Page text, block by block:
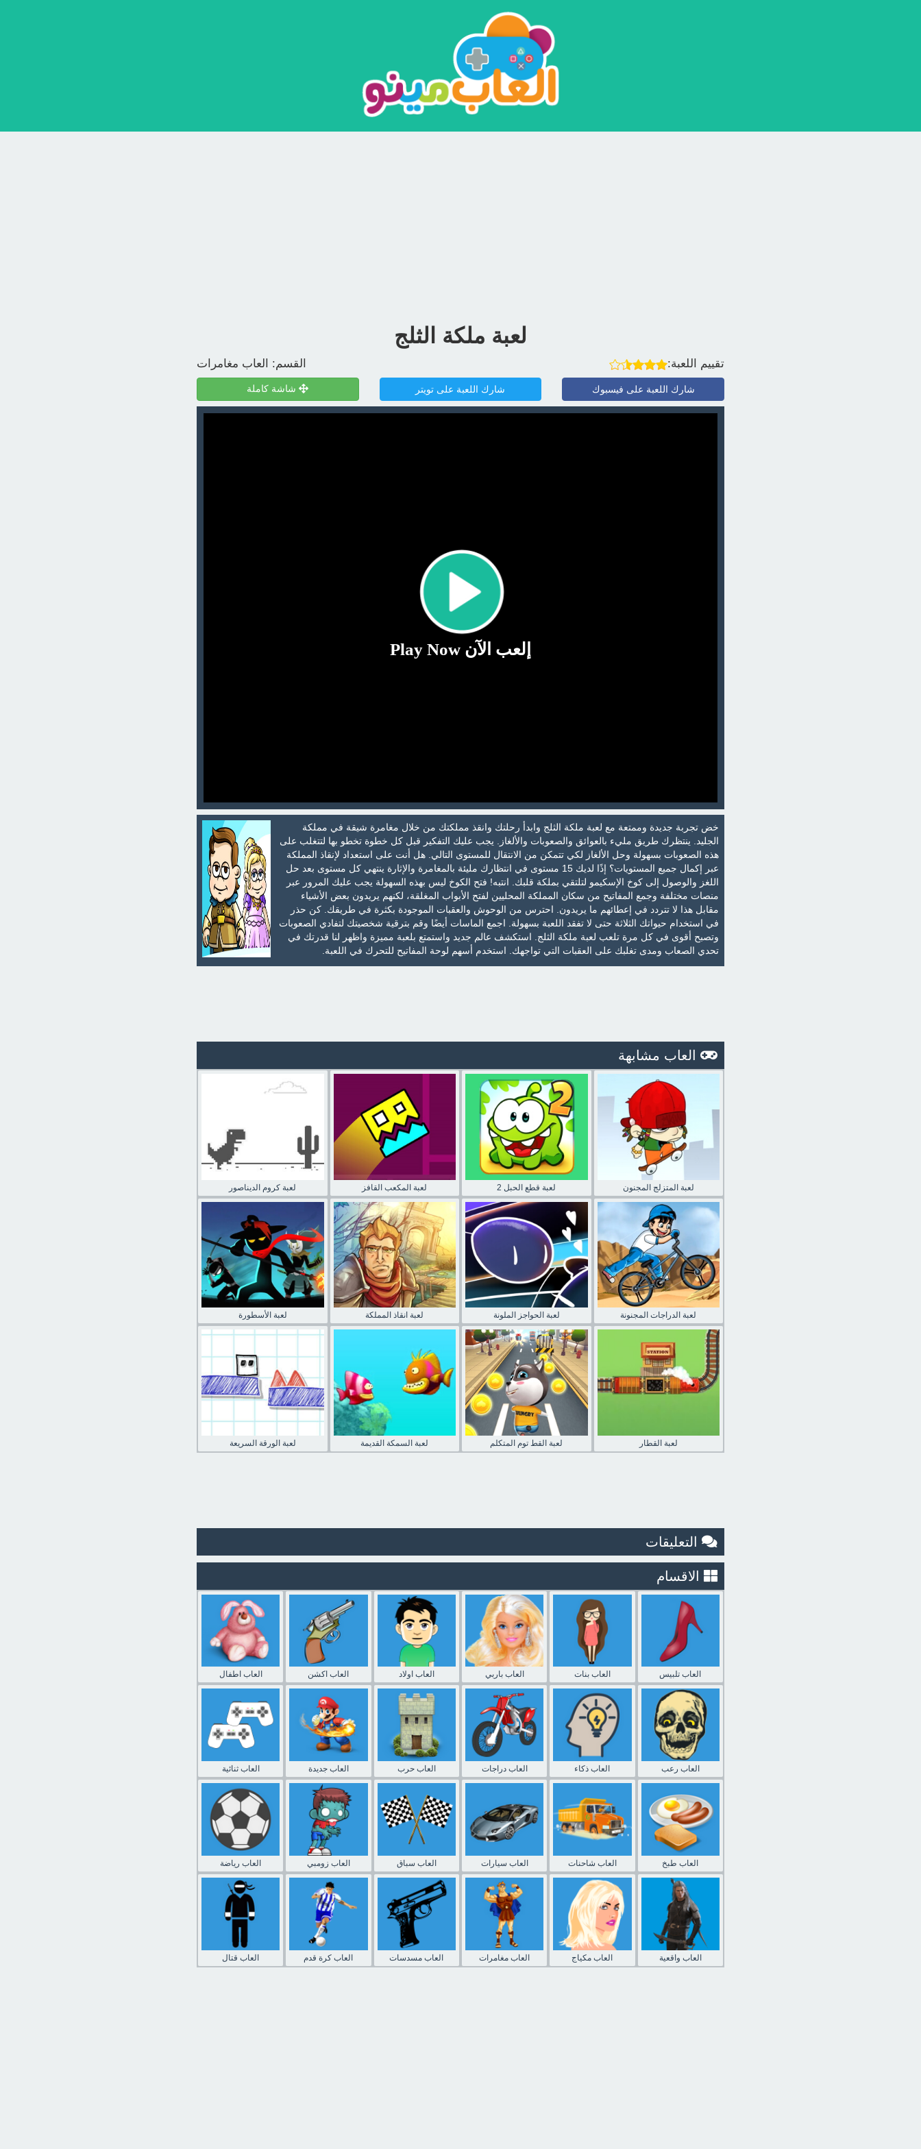
لعبة ملكة الثلج
القسم: العاب مغامرات تقييم اللعبة:
شاشة كاملة شارك اللعبة على تويتر شارك اللعبة على فيسبوك
إلعب الآن Play Now
خض تجربة جديدة وممتعة مع لعبة ملكة الثلج وابدأ رحلتك وانقذ مملكتك من خلال مغامرة شيقة في مملكة
الجليد. ينتظرك طريق مليء بالعوائق والصعوبات والألغاز. يجب عليك التفكير قبل كل خطوة تخطو بها لتتغلب على
هذه الصعوبات بسهولة وحل الألغاز لكي تتمكن من الانتقال للمستوى التالي. هل أنت على استعداد لإنقاذ المملكة
عبر إكمال جميع المستويات؟ إذًا لديك 15 مستوى في انتظارك مليئة بالمغامرة والإثارة ينتهي كل مستوى بعد حل
اللغز والوصول إلى كوخ الإسكيمو لتلتقي بملكة قلبك. انتبه! فتح الكوخ ليس بهذه السهولة يجب عليك المرور عبر
منصات مختلفة وجمع المفاتيح من سكان المملكة المحليين لفتح الأبواب المغلقة، لكنهم يريدون بعض الأشياء
مقابل هذا لا تتردد في إعطائهم ما يريدون. احترس من الوحوش والعقبات الموجودة بكثرة في طريقك. كن حذر
في استخدام حيواتك الثلاثة حتى لا تفقد اللعبة بسهولة. اجمع الماسات أيضًا وقم بترقية شخصيتك لتفادي الصعوبات
وتصبح أقوى في كل مرة تلعب لعبة ملكة الثلج. استكشف عالم جديد واستمتع بلعبة مميزة واظهر لنا قدرتك في
تحدي الصعاب ومدى تغلبك على العقبات التي تواجهك. استخدم أسهم لوحة المفاتيح للتحرك في اللعبة.
العاب مشابهة
لعبة كروم الديناصور لعبة المكعب القافز لعبة قطع الحبل 2 لعبة المتزلج المجنون
لعبة الأسطورة لعبة انقاذ المملكة لعبة الحواجز الملونة لعبة الدراجات المجنونة
لعبة الورقة السريعة لعبة السمكة القديمة لعبة القط توم المتكلم لعبة القطار
التعليقات
الاقسام
العاب اطفال العاب اكشن العاب اولاد العاب باربي العاب بنات العاب تلبيس
العاب ثنائية العاب جديدة العاب حرب العاب دراجات العاب ذكاء العاب رعب
العاب رياضة العاب زومبي العاب سباق العاب سيارات العاب شاحنات العاب طبخ
العاب قتال العاب كرة قدم العاب مسدسات العاب مغامرات العاب مكياج العاب واقعية